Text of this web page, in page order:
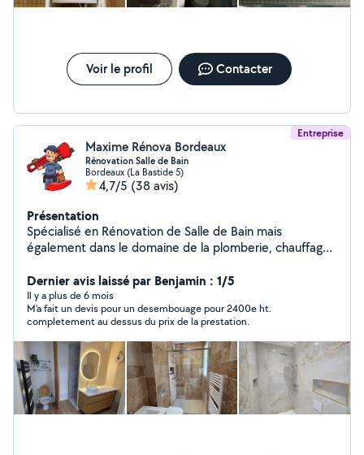
Voir le profil Contacter
Entreprise
Maxime Rénova Bordeaux
Rénovation Salle de Bain
Bordeaux (La Bastide 5)
4,7/5 (38 avis)
Présentation
Spécialisé en Rénovation de Salle de Bain mais
également dans le domaine de la plomberie, chauffage
de rénovation et dépannage, entretien et dépannage
chaudière. Travail de qualité et prix intéressant auprès
des fournisseurs professionnels si besoin de fourniture.
Dernier avis laissé par Benjamin : 1/5
Il y a plus de 6 mois
M'a fait un devis pour un desembouage pour 2400e ht.
completement au dessus du prix de la prestation.